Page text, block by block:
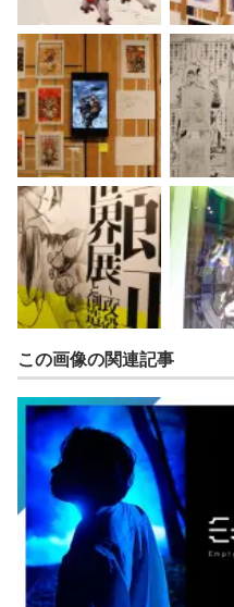
この画像の関連記事